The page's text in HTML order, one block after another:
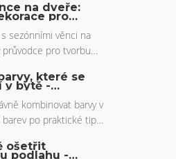
na dveře:
pro
sezónními věnci na
průvodce pro tvorbu
včetně tipů na
které se
v bytě -
kombinovat barvy v
po praktické tipy
jednom.
ošetřit
podlahu -